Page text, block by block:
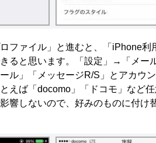
ァイル」と進むと、「iPhone利
ると思います。「設定」→「メー
ル」「メッセージR/S」とアカウ
えば「docomo」「ドコモ」など
響しないので、好みのものに付け